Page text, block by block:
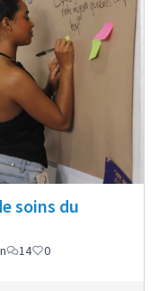
soins du
14 0